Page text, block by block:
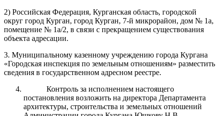
2) Российская Федерация, Курганская область, городской
округ город Курган, город Курган, 7-й микрорайон, дом № 1а,
помещение № 1а/2, в связи с прекращением существования
объекта адресации.
3. Муниципальному казенному учреждению города Кургана
«Городская инспекция по земельным отношениям» разместить
сведения в государственном адресном реестре.
Контроль за исполнением настоящего
постановления возложить на директора Департамента
архитектуры, строительства и земельных отношений